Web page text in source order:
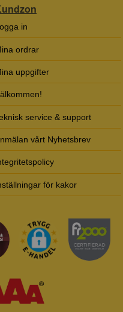
in
ordrar
uppgifter
service & support
vårt Nyhetsbrev
för kakor